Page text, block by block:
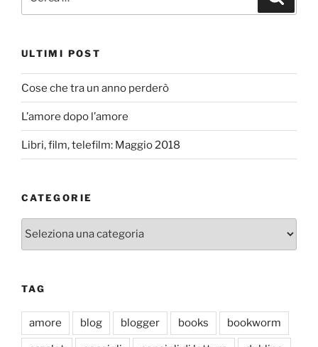
ULTIMI POST
Cose che tra un anno perderò
L’amore dopo l’amore
Libri, film, telefilm: Maggio 2018
CATEGORIE
Categorie
TAG
amore blog blogger books bookworm